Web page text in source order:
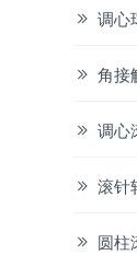
调心
角接
调心
滚针
圆柱